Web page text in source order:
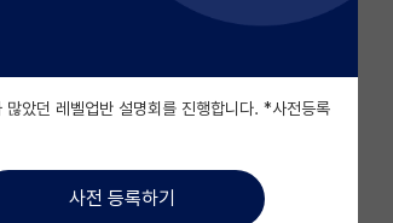
많았던 레벨업반 설명회를 진행합니다. *사전등록
사전 등록하기